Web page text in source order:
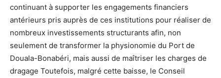
continuant à supporter les engagements financiers
antérieurs pris auprès de ces institutions pour réaliser de
nombreux investissements structurants afin, non
seulement de transformer la physionomie du Port de
Douala-Bonabéri, mais aussi de maîtriser les charges de
dragage Toutefois, malgré cette baisse, le Conseil